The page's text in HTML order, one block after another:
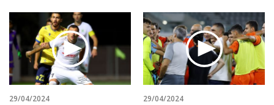
Μουσική
Εικαστικά
Βιβλίο
Χειρόγραφα
Uncut
Προσφορές
Προσωπικότητες στην ''Κ''
Επιστολές
29/04/2024 29/04/2024